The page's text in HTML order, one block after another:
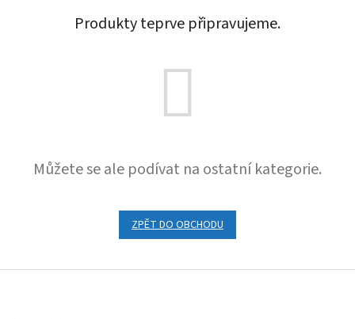
Produkty teprve připravujeme.
Můžete se ale podívat na ostatní kategorie.
ZPĚT DO OBCHODU
Z